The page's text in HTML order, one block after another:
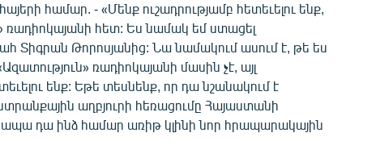
համար. - «Մենք ուշադրությամբ հետեւելու ենք,
ռադիոկայանի հետ: Ես նամակ եմ ստացել
Թորոսյանից: Նա նամակում ասում է, թե ես
ռադիոկայանի մասին չէ, այլ
ենք: Եթե տեսնենք, որ դա նշանակում է
աղբյուրի հեռացումը Հայաստանի
ապա դա ինձ համար առիթ կլինի նոր հրապարակային